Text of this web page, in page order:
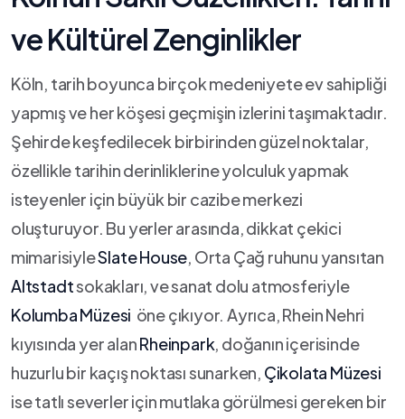
ve Kültürel Zenginlikler
Köln, tarih ⁤boyunca birçok medeniyete ev sahipliği
yapmış ve her köşesi geçmişin izlerini taşımaktadır.
Şehirde keşfedilecek birbirinden güzel noktalar,
özellikle ⁤tarihin derinliklerine yolculuk yapmak
isteyenler için büyük bir cazibe merkezi
oluşturuyor. Bu yerler arasında, dikkat çekici
⁢mimarisiyleSlate‌ House, ​Orta Çağ ruhunu yansıtan
Altstadtsokakları,⁤ ve sanat dolu atmosferiyle
Kolumba Müzesi ⁢ öne çıkıyor. Ayrıca, Rhein Nehri
kıyısında yer alanRheinpark, doğanın içerisinde
huzurlu bir kaçış noktası sunarken, Çikolata Müzesi
ise tatlı severler için mutlaka ‌görülmesi gereken bir